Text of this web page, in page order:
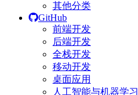
其他分类
GitHub
前端开发
后端开发
全栈开发
移动开发
桌面应用
人工智能与机器学习